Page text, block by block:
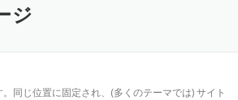
？
ジ
同じ位置に固定され、(多くのテーマでは) サイト